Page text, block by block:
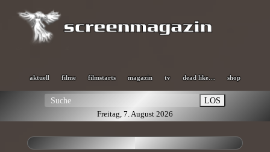
aktuell filme filmstarts magazin tv dead like… shop
LOS
Freitag, 7. August 2026